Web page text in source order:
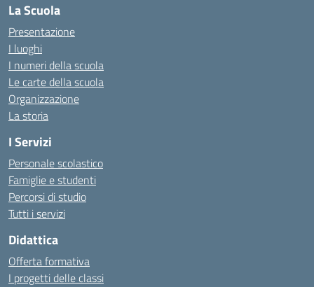
La Scuola
Presentazione
I luoghi
I numeri della scuola
Le carte della scuola
Organizzazione
La storia
I Servizi
Personale scolastico
Famiglie e studenti
Percorsi di studio
Tutti i servizi
Didattica
Offerta formativa
I progetti delle classi